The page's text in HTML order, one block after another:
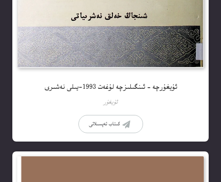
ئۇيغۇرچە – ئىنگىلىزچە لۇغەت 1993-يىلى نەشىرى
ئۇيغۇر
كىتاب تەپسىلاتى